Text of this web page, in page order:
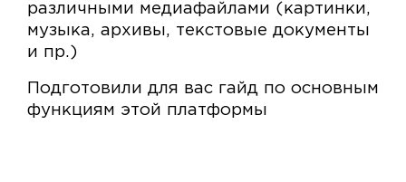
различными медиафайлами (картинки,
музыка, архивы, текстовые документы
и пр.)
Подготовили для вас гайд по основным
функциям этой платформы